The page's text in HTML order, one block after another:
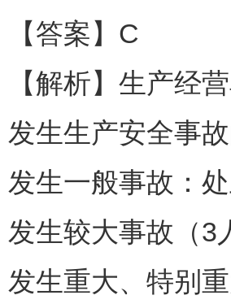
【答案】C
【解析】生产经
发生生产安全事
发生一般事故：
发生较大事故（3
发生重大、特别